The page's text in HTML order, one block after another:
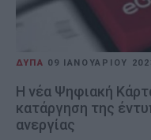
ΔΥΠΑ 09 ΙΑΝΟΥΑΡΊΟΥ
Η νέα Ψηφιακή
κατάργηση της
ανεργίας